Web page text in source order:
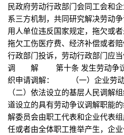
民政府劳动行政部门会同工会和
系三方机制，共同研究解决劳
用人单位违反国家规定，拖欠或
拖欠工伤医疗费、经济补偿或者
行政部门投诉，劳动行政部门
调 解 第十条 发生劳动争议
织申请调解： （一）企业劳
（二）依法设立的基层人民调
道设立的具有劳动争议调解职
解委员会由职工代表和企业代表
任或者由全体职工推举产生，企